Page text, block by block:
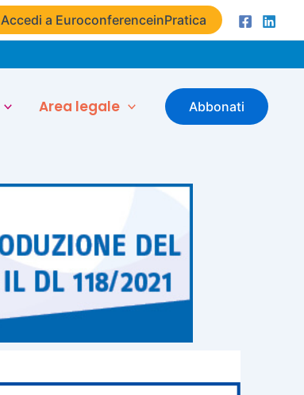
Accedi a EuroconferenceinPratica
Area legale Abbonati